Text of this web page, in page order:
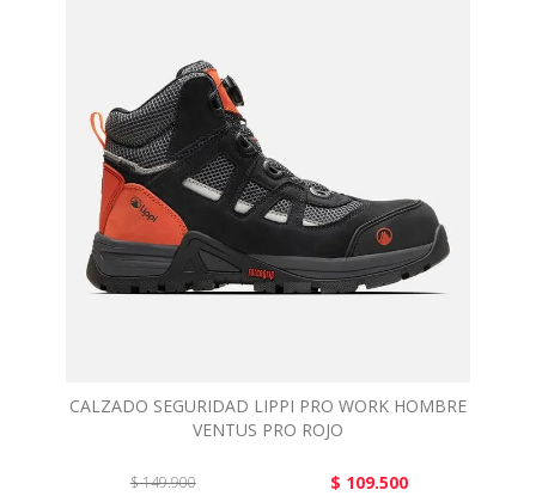
CALZADO SEGURIDAD LIPPI PRO WORK HOMBRE
VENTUS PRO ROJO
$ 149.900 $ 109.500